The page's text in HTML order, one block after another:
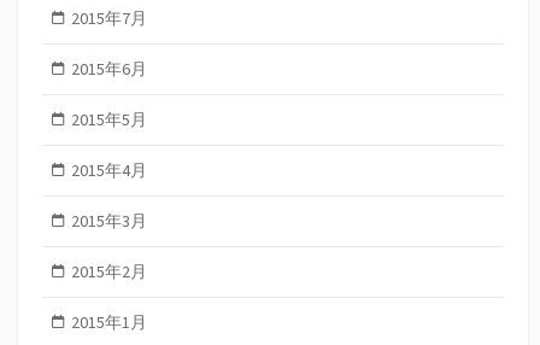
2015年7月
2015年6月
2015年5月
2015年4月
2015年3月
2015年2月
2015年1月